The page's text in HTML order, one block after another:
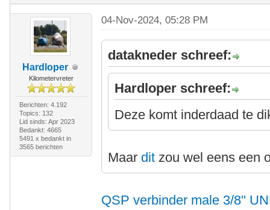
Hardloper
Kilometervreter
Berichten: 4.192
Topics: 132
Lid sinds: Apr 2023
Bedankt: 4665
5491 x bedankt in
3565 berichten
04-Nov-2024, 05:28 PM
datakneder schreef:
Hardloper schreef:
Deze komt inderdaad te
Maar dit zou wel eens een
QSP verbinder male 3/8''